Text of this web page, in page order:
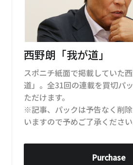
西野朗「我が道」
スポニチ紙面で掲載していた
道」。全31回の連載を買切パ
ただけます。
※記事、パックは予告なく削
いますので予めご了承ください
Purchase